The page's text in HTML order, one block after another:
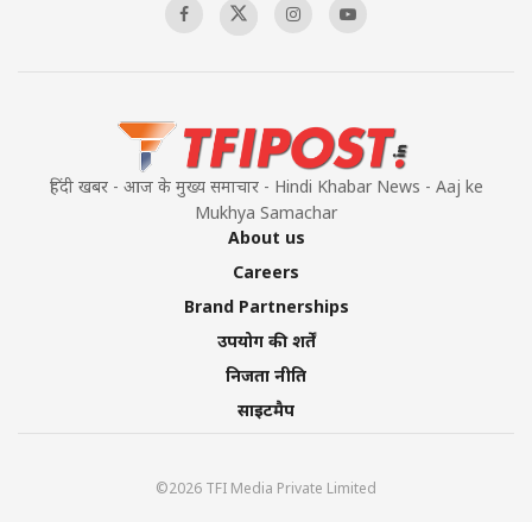
हिंदी खबर - आज के मुख्य समाचार - Hindi Khabar News - Aaj ke
Mukhya Samachar
About us
Careers
Brand Partnerships
उपयोग की शर्तें
निजता नीति
साइटमैप
©2026 TFI Media Private Limited